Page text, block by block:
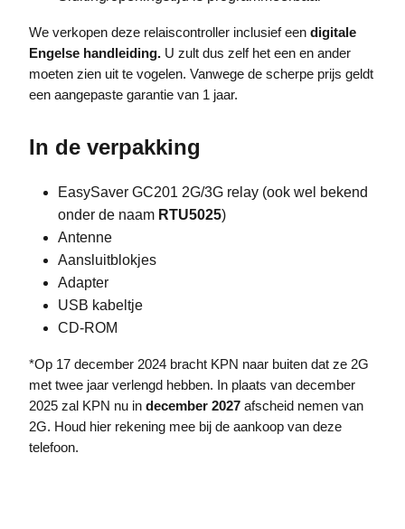
We verkopen deze relaiscontroller inclusief een digitale
Engelse handleiding. U zult dus zelf het een en ander
moeten zien uit te vogelen. Vanwege de scherpe prijs geldt
een aangepaste garantie van 1 jaar.
In de verpakking
EasySaver GC201 2G/3G relay (ook wel bekend
onder de naam RTU5025)
Antenne
Aansluitblokjes
Adapter
USB kabeltje
CD-ROM
*Op 17 december 2024 bracht KPN naar buiten dat ze 2G
met twee jaar verlengd hebben. In plaats van december
2025 zal KPN nu in december 2027 afscheid nemen van
2G. Houd hier rekening mee bij de aankoop van deze
telefoon.